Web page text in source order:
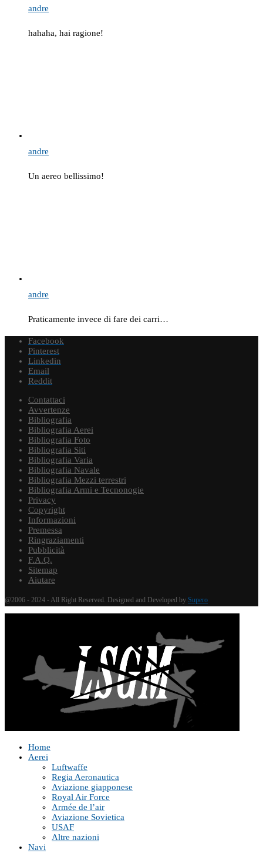
andre
hahaha, hai ragione!
andre
Un aereo bellissimo!
andre
Praticamente invece di fare dei carri…
Facebook
Pinterest
Linkedin
Email
Reddit
Contattaci
Avvertenze
Bibliografia
Bibliografia Aerei
Bibliografia Foto
Bibliografia Siti
Bibliografia Varia
Bibliografia Navale
Bibliografia Mezzi terrestri
Bibliografia Armi e Tecnonogie
Privacy
Copyright
Informazioni
Premessa
Ringraziamenti
Pubblicità
F.A.Q.
Sitemap
Aiutare
@2006 - 2024 - All Right Reserved. Designed and Developed by Supero
Home
Aerei
Luftwaffe
Regia Aeronautica
Aviazione giapponese
Royal Air Force
Armée de l’air
Aviazione Sovietica
USAF
Altre nazioni
Navi